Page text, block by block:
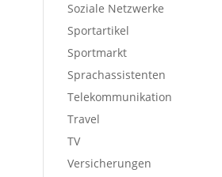
Soziale Netzwerke
Sportartikel
Sportmarkt
Sprachassistenten
Telekommunikation
Travel
TV
Versicherungen